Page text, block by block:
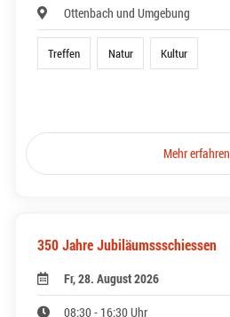
Ottenbach und Umgebung
Treffen Natur Kultur
Mehr erfahren
350 Jahre Jubiläumssschiessen
Fr, 28. August 2026
08:30 - 16:30 Uhr